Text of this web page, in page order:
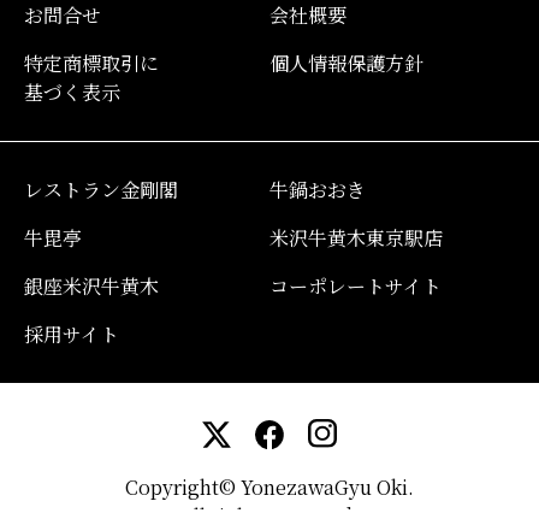
お問合せ
会社概要
特定商標取引に
基づく表示
個人情報保護方針
レストラン金剛閣
牛鍋おおき
牛毘亭
米沢牛黄木東京駅店
銀座米沢牛黄木
コーポレートサイト
採用サイト
Copyright© YonezawaGyu Oki.